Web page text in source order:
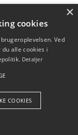
Aps
×
cookies
Ved
alle cookies i
Detaljer
COOKIES